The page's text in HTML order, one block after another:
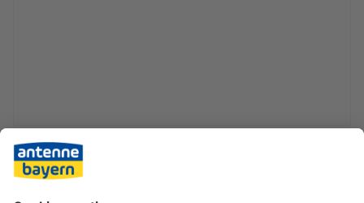
Aiwanger hofft, dass das Rechenzentrum «auch die
Erfolgschancen unserer Bewerbung für eine KI-
Gigafactory in Bayern erhöhen könnte». Für diese schickt